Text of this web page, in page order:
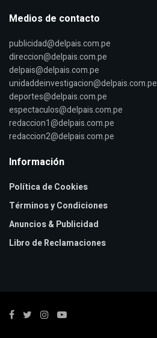
Medios de contacto
publicidad@delpais.com.pe
direccion@delpais.com.pe
delpais@delpais.com.pe
unidaddeinvestigacion@delpais.com.pe
deportes@delpais.com.pe
espectaculos@delpais.com.pe
redaccion1@delpais.com.pe
redaccion2@delpais.com.pe
Información
Política de Cookies
Términos y Condiciones
Anuncios & Publicidad
Libro de Reclamaciones